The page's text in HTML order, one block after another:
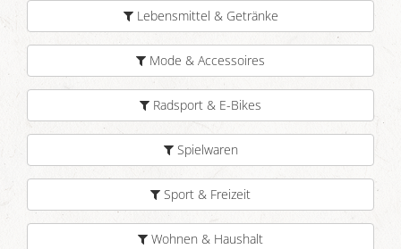
Lebensmittel & Getränke
Mode & Accessoires
Radsport & E-Bikes
Spielwaren
Sport & Freizeit
Wohnen & Haushalt